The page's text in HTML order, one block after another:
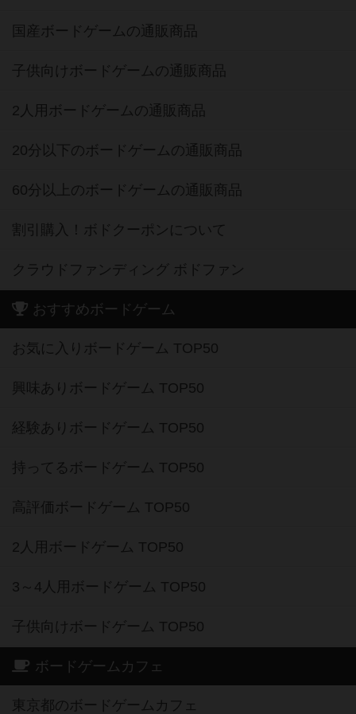
国産ボードゲームの通販商品
子供向けボードゲームの通販商品
2人用ボードゲームの通販商品
20分以下のボードゲームの通販商品
60分以上のボードゲームの通販商品
割引購入！ボドクーポンについて
クラウドファンディング ボドファン
おすすめボードゲーム
お気に入りボードゲーム TOP50
興味ありボードゲーム TOP50
経験ありボードゲーム TOP50
持ってるボードゲーム TOP50
高評価ボードゲーム TOP50
2人用ボードゲーム TOP50
3～4人用ボードゲーム TOP50
子供向けボードゲーム TOP50
ボードゲームカフェ
東京都のボードゲームカフェ